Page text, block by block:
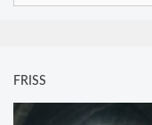
FRISS